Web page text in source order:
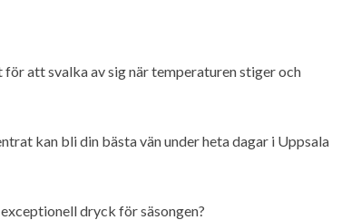
att svalka av sig när temperaturen stiger och
kan bli din bästa vän under heta dagar i Uppsala
dryck för säsongen?